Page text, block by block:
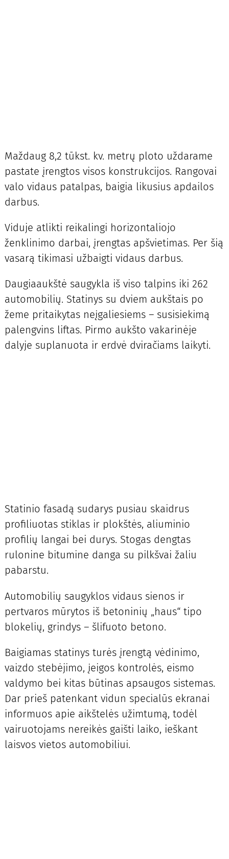
Maždaug 8,2 tūkst. kv. metrų ploto uždarame
pastate įrengtos visos konstrukcijos. Rangovai
valo vidaus patalpas, baigia likusius apdailos
darbus.
Viduje atlikti reikalingi horizontaliojo
ženklinimo darbai, įrengtas apšvietimas. Per šią
vasarą tikimasi užbaigti vidaus darbus.
Daugiaaukštė saugykla iš viso talpins iki 262
automobilių. Statinys su dviem aukštais po
žeme pritaikytas neįgaliesiems – susisiekimą
palengvins liftas. Pirmo aukšto vakarinėje
dalyje suplanuota ir erdvė dviračiams laikyti.
Statinio fasadą sudarys pusiau skaidrus
profiliuotas stiklas ir plokštės, aliuminio
profilių langai bei durys. Stogas dengtas
rulonine bitumine danga su pilkšvai žaliu
pabarstu.
Automobilių saugyklos vidaus sienos ir
pertvaros mūrytos iš betoninių „haus“ tipo
blokelių, grindys – šlifuoto betono.
Baigiamas statinys turės įrengtą vėdinimo,
vaizdo stebėjimo, įeigos kontrolės, eismo
valdymo bei kitas būtinas apsaugos sistemas.
Dar prieš patenkant vidun specialūs ekranai
informuos apie aikštelės užimtumą, todėl
vairuotojams nereikės gaišti laiko, ieškant
laisvos vietos automobiliui.